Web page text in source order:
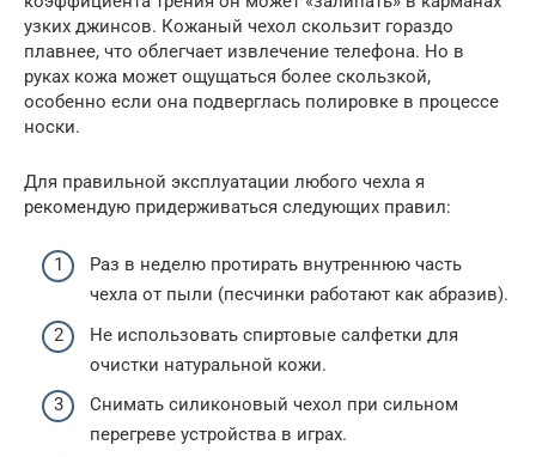
узких джинсов. Кожаный чехол скользит гораздо
плавнее, что облегчает извлечение телефона. Но в
руках кожа может ощущаться более скользкой,
особенно если она подверглась полировке в процессе
носки.
Для правильной эксплуатации любого чехла я
рекомендую придерживаться следующих правил:
Раз в неделю протирать внутреннюю часть
чехла от пыли (песчинки работают как абразив).
Не использовать спиртовые салфетки для
очистки натуральной кожи.
Снимать силиконовый чехол при сильном
перегреве устройства в играх.